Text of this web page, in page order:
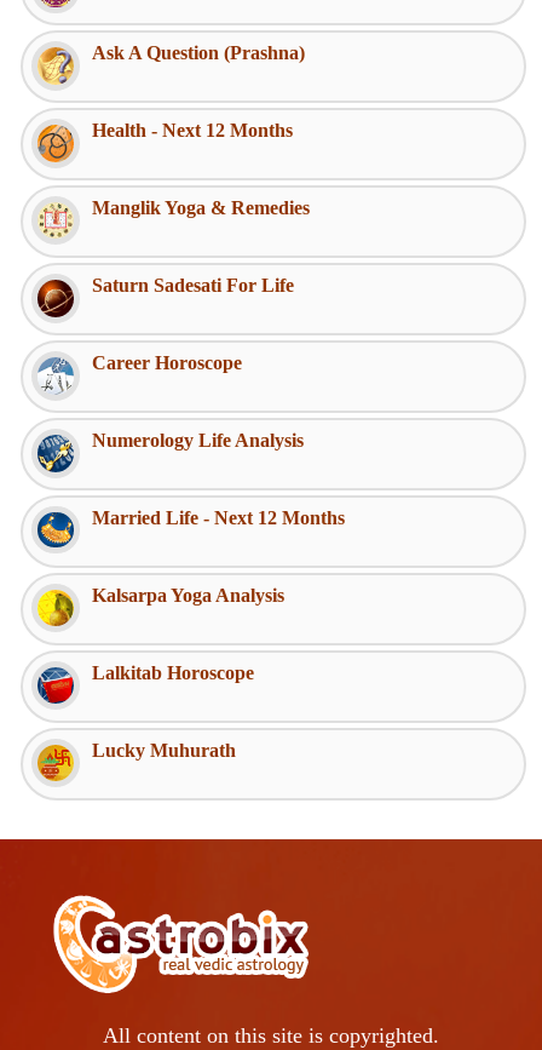
Ask A Question (Prashna)
Health - Next 12 Months
Manglik Yoga & Remedies
Saturn Sadesati For Life
Career Horoscope
Numerology Life Analysis
Married Life - Next 12 Months
Kalsarpa Yoga Analysis
Lalkitab Horoscope
Lucky Muhurath
All content on this site is copyrighted.